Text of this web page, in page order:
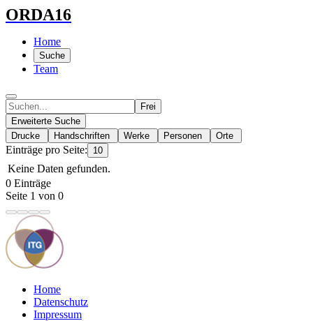
ORDA16
Home
Suche
Team
Frei
Erweiterte Suche
Drucke
Handschriften Werke Personen Orte
Einträge pro Seite: 10
Keine Daten gefunden.
0 Einträge
Seite 1 von 0
Home
Datenschutz
Impressum